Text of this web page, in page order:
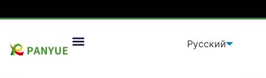
Дом /продукт/ Товары с меткой «30стеклянные